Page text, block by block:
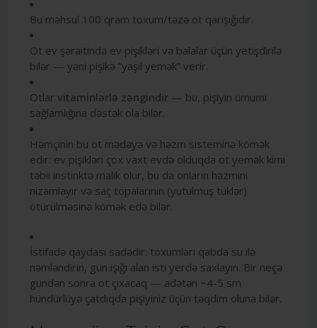
Bu məhsul 100 qram toxum/təzə ot qarışığıdır.
Ot ev şəraitində ev pişikləri və balalar üçün yetişdirilə
bilər — yəni pişikə “yaşıl yemək” verir.
Otlar vitaminlərlə zəngindir — bu, pişiyin ümumi
sağlamlığına dəstək ola bilər.
Həmçinin bu ot mədəyə və həzm sisteminə kömək
edir: ev pişikləri çox vaxt evdə olduqda ot yemək kimi
təbii instinktə malik olur, bu da onların həzmini
nizamlayır və saç topalarının (yutulmuş tüklər)
ötürülməsinə kömək edə bilər.
İstifadə qaydası sadədir: toxumları qabda su ilə
nəmləndirin, gün işığı alan isti yerdə saxlayın. Bir neçə
gündən sonra ot çıxacaq — adətən ~4-5 sm
hündürlüyə çatdıqda pişiyiniz üçün təqdim oluna bilər.